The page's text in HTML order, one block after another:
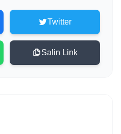
Twitter
Salin Link